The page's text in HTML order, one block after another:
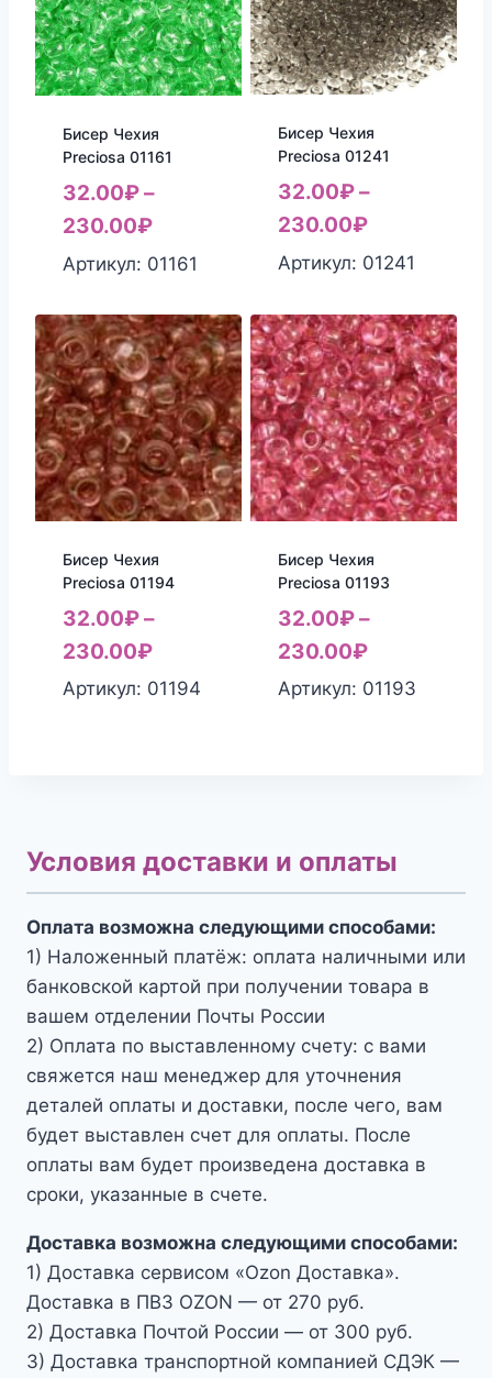
Бисер Чехия
Preciosa 01161
32.00₽–
230.00₽
Артикул: 01161
Бисер Чехия
Preciosa 01241
32.00₽–
230.00₽
Артикул: 01241
Бисер Чехия
Preciosa 01194
32.00₽–
230.00₽
Артикул: 01194
Бисер Чехия
Preciosa 01193
32.00₽–
230.00₽
Артикул: 01193
Условия доставки и оплаты
Оплата возможна следующими способами:
1) Наложенный платёж: оплата наличными или
банковской картой при получении товара в
вашем отделении Почты России
2) Оплата по выставленному счету: с вами
свяжется наш менеджер для уточнения
деталей оплаты и доставки, после чего, вам
будет выставлен счет для оплаты. После
оплаты вам будет произведена доставка в
сроки, указанные в счете.
Доставка возможна следующими способами:
1) Доставка сервисом «Ozon Доставка».
Доставка в ПВЗ OZON — от 270 руб.
2) Доставка Почтой России — от 300 руб.
3) Доставка транспортной компанией СДЭК —